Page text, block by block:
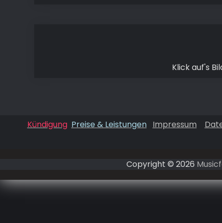
Klick auf's
Kündigung Preise & Leistungen Impressum
Copyright © 2026